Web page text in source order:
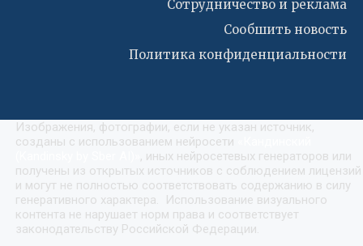
Сотрудничество и реклама
Сообшить новость
Политика конфиденциальности
Изображения, фотографии, если не указан источник,
созданы с использованием нейросети
, иных нейросетевых генераторов или
получены из открытых источников с соблюдением лицензий
и могут не полностью соответствовать содержанию в силу
генеративного характера. Использование визуального
контента не нарушает норм права и соответствует
законодательству Российской Федерации.